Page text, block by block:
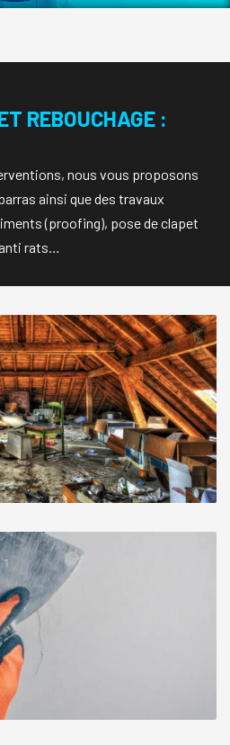
REBOUCHAGE :
nous vous proposons
ainsi que des travaux
(proofing), pose de clapet
anti rats…